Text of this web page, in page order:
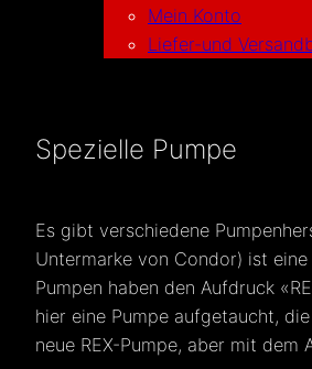
Mein Konto
Liefer-und
Spezielle Pumpe
Es gibt verschiedene
Untermarke von Condor) ist
Pumpen haben den Aufdruck
hier eine Pumpe aufgetaucht,
neue REX-Pumpe, aber mit dem